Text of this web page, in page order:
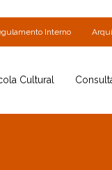
Interno
Cultural